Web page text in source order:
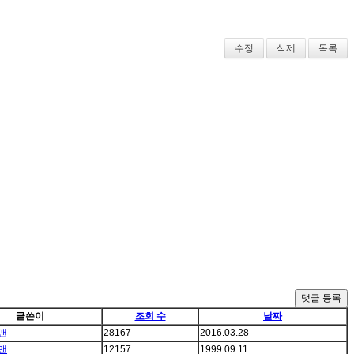
수정 삭제 목록
댓글 등록
글쓴이 조회 수
날짜
28167
2016.03.28
12157
1999.09.11